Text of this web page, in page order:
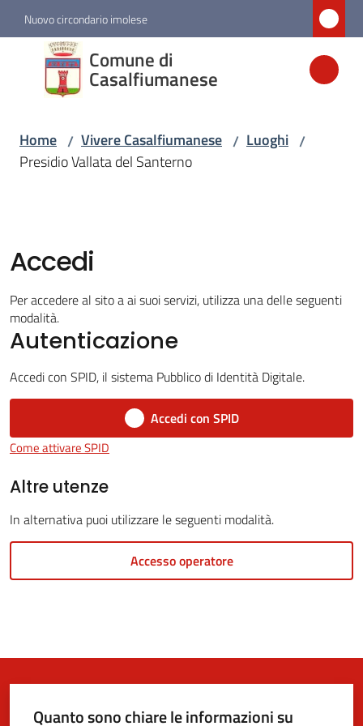
Vai al contenuto
Vai alla navigazione
Vai al footer
Nuovo circondario imolese
Comune di
Casalfiumanese
Comune di
Casalfiumanese
Amministrazione
Vivere
Casalfiumanese
Menu selezionato
5x1000
Servizi
line
Tutti
Home / Vivere Casalfiumanese / Luoghi /
Presidio Vallata del Santerno
Accedi
Per accedere al sito a ai suoi servizi, utilizza una delle seguenti
modalità.
Autenticazione
Accedi con SPID, il sistema Pubblico di Identità Digitale.
Accedi con SPID
Come attivare SPID
Altre utenze
In alternativa puoi utilizzare le seguenti modalità.
Accesso operatore
Quanto sono chiare le informazioni su